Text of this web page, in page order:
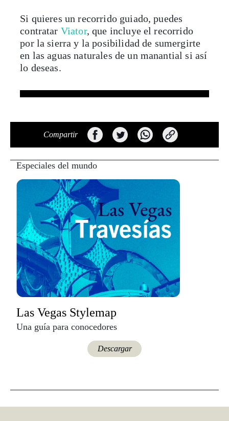
Si quieres un recorrido guiado, puedes
contratar Viator, que incluye el recorrido
por la sierra y la posibilidad de sumergirte
en las aguas naturales de un manantial si así
lo deseas.
Compartir
Especiales del mundo
Las Vegas Stylemap
Una guía para conocedores
Descargar